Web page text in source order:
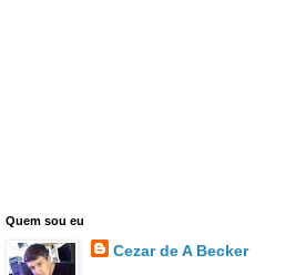
Quem sou eu
Cezar de A Becker